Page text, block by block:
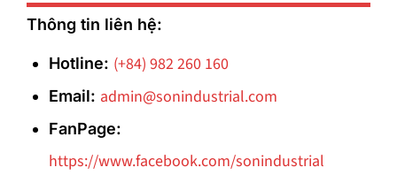
Thông tin liên hệ:
Hotline: (+84) 982 260 160
Email: admin@sonindustrial.com
FanPage:
https://www.facebook.com/sonindustrial